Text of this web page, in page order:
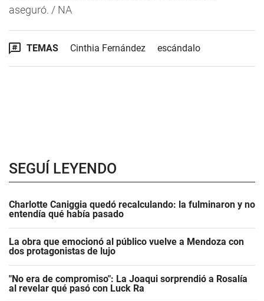
aseguró. / NA
TEMAS Cinthia Fernández escándalo
SEGUÍ LEYENDO
Charlotte Caniggia quedó recalculando: la fulminaron y no
entendía qué había pasado
La obra que emocionó al público vuelve a Mendoza con
dos protagonistas de lujo
"No era de compromiso": La Joaqui sorprendió a Rosalía
al revelar qué pasó con Luck Ra